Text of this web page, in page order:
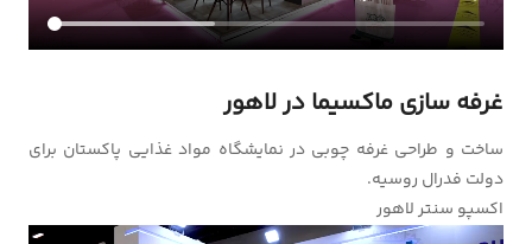
غرفه سازی ماکسیما در لاهور
ساخت و طراحی غرفه چوبی در نمایشگاه مواد غذایی پاکستان برای
دولت فدرال روسیه.
اکسپو سنتر لاهور